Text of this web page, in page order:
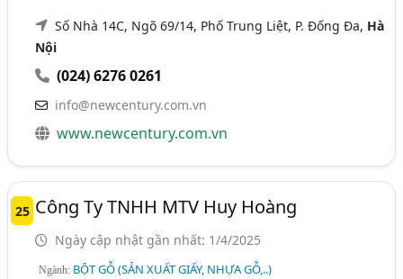
Số Nhà 14C, Ngõ 69/14, Phố Trung Liệt, P. Đống Đa, Hà
Nội
(024) 6276 0261
info@newcentury.com.vn
www.newcentury.com.vn
25 Công Ty TNHH MTV Huy Hoàng
Ngày cập nhật gần nhất: 1/4/2025
Ngành: BỘT GỖ (SẢN XUẤT GIẤY, NHỰA GỖ,..)